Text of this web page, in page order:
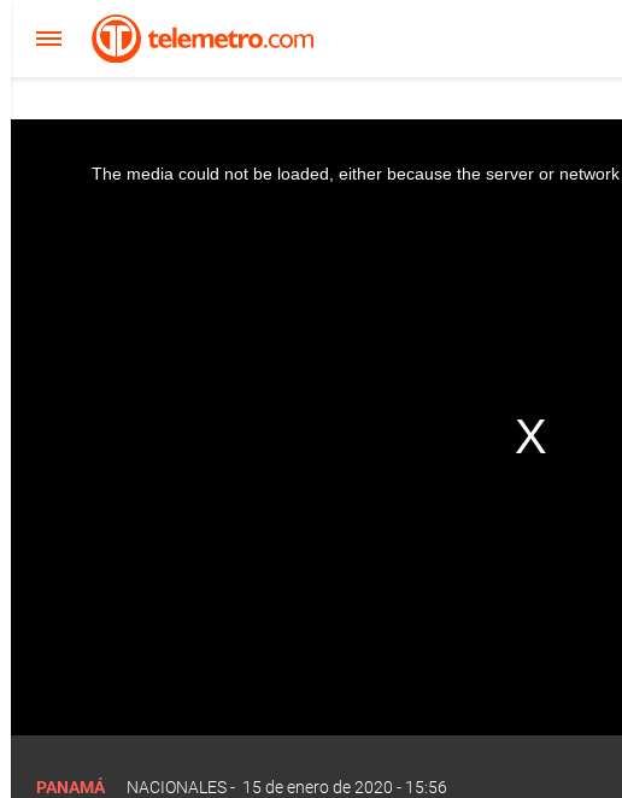
The media could not be loaded, either because the server or
PANAMÁ NACIONALES- 15 de enero de 2020 - 15:56